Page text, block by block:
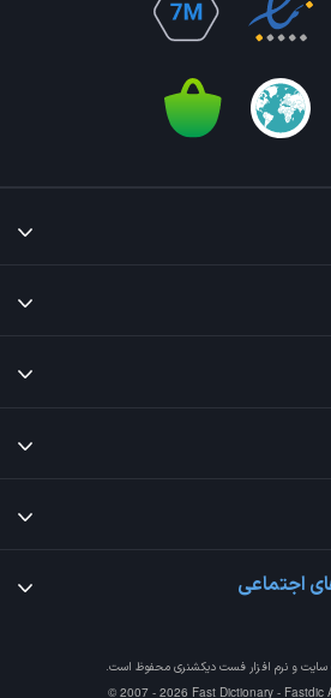
اجتماعی
و نرم افزارفست دیکشنری محفوظ است.
© 2007 - 2026 Fast Dictionary - Fastdic